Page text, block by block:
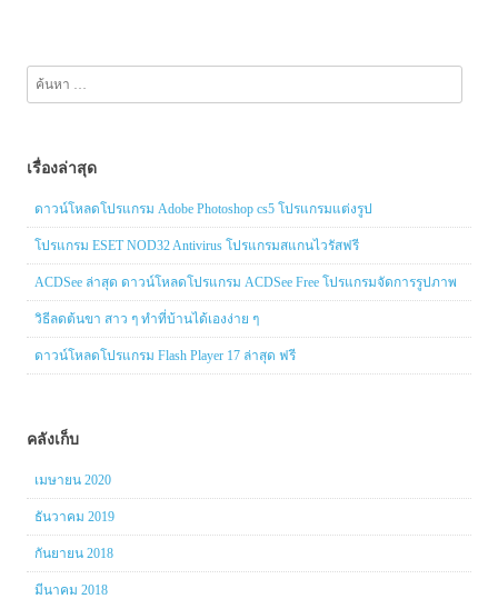
สำหรับ:
เรื่องล่าสุด
ดาวน์โหลดโปรแกรม Adobe Photoshop cs5 โปรแกรมแต่งรูป
โปรแกรม ESET NOD32 Antivirus โปรแกรมสแกนไวรัสฟรี
ACDSee ล่าสุด ดาวน์โหลดโปรแกรม ACDSee Free โปรแกรมจัดการรูปภาพ
วิธีลดต้นขา สาว ๆ ทำที่บ้านได้เองง่าย ๆ
ดาวน์โหลดโปรแกรม Flash Player 17 ล่าสุด ฟรี
คลังเก็บ
เมษายน 2020
ธันวาคม 2019
กันยายน 2018
มีนาคม 2018